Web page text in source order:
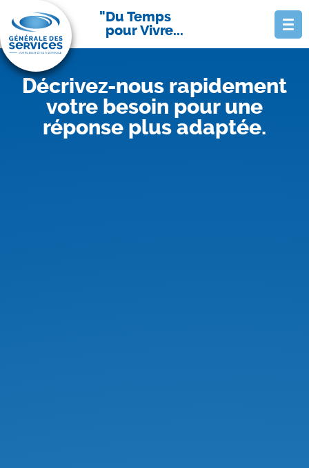
Du Temps
pour Vivre...
Décrivez-nous rapidement
votre besoin pour une
réponse plus adaptée.